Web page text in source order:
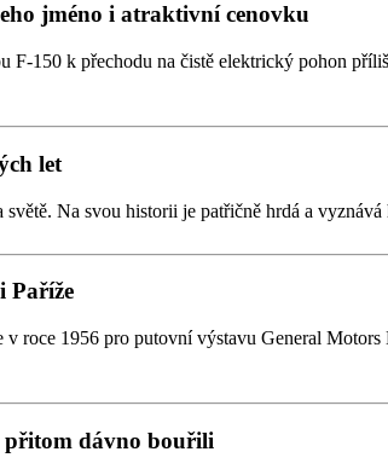
jméno i atraktivní cenovku
150 k přechodu na čistě elektrický pohon
let
Na svou historii je patřičně hrdá a
Paříže
roce 1956 pro putovní výstavu General
přitom dávno bouřili